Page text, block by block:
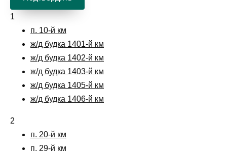
1
п. 10-й км
ж/д будка 1401-й км
ж/д будка 1402-й км
ж/д будка 1403-й км
ж/д будка 1405-й км
ж/д будка 1406-й км
2
п. 20-й км
п. 29-й км